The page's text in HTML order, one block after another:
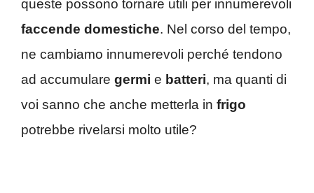
queste possono tornare utili per innumerevoli
faccende domestiche. Nel corso del tempo,
ne cambiamo innumerevoli perché tendono
ad accumulare germi e batteri, ma quanti di
voi sanno che anche metterla in frigo
potrebbe rivelarsi molto utile?